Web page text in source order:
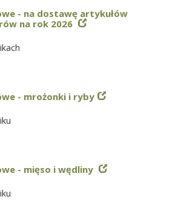
- na dostawę artykułów
na rok 2026
- mrożonki i ryby
- mięso i wędliny